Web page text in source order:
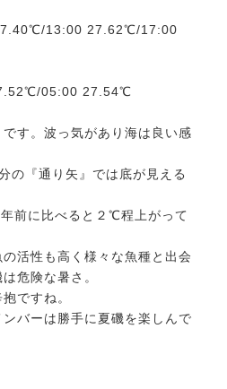
13:00 27.62℃/17:00
05:00 27.54℃
す。波っ気があり海は良い感
の『通り矢』では底が見える
前に比べると２℃程上がって
活性も高く様々な魚種と出会
危険な暑さ。
ですね。
バーは勝手に夏磯を楽しんで